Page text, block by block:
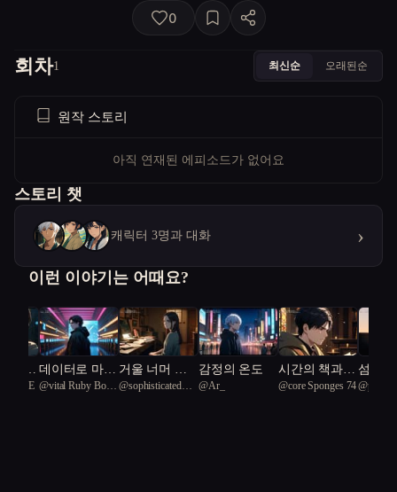
0
회차1 최신순 오래된순
원작 스토리
아직 연재된 에피소드가 없어요
스토리 챗
캐릭터 3명과 대화 ›
이런 이야기는 어때요?
가족
데이터로 마음
을 숨기는 남
@vital Ruby Boa
거울 너머 가
족이 바뀌었다
@sophisticated
감정의 온도
@Ar_
시간의 책과
상처의 여정
@core Sponges 74
섬마
노 소
@